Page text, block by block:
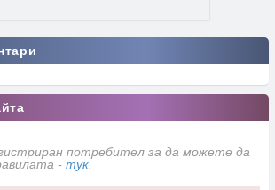
потребител за да можете да
- тук